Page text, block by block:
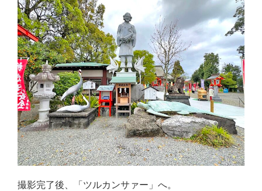
撮影完了後、「ツルカンサァー」へ。